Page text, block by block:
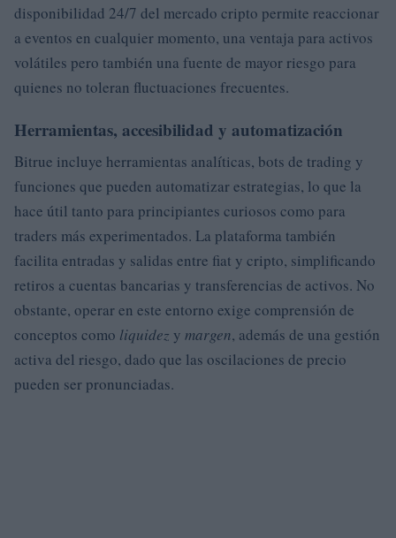
disponibilidad 24/7 del mercado cripto permite reaccionar
a eventos en cualquier momento, una ventaja para activos
volátiles pero también una fuente de mayor riesgo para
quienes no toleran fluctuaciones frecuentes.
Herramientas, accesibilidad y automatización
Bitrue incluye herramientas analíticas, bots de trading y
funciones que pueden automatizar estrategias, lo que la
hace útil tanto para principiantes curiosos como para
traders más experimentados. La plataforma también
facilita entradas y salidas entre fiat y cripto, simplificando
retiros a cuentas bancarias y transferencias de activos. No
obstante, operar en este entorno exige comprensión de
conceptos como liquidez y margen, además de una gestión
activa del riesgo, dado que las oscilaciones de precio
pueden ser pronunciadas.